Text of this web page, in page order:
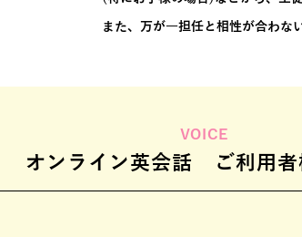
また、万が一担任と相性が合わな
VOICE
オンライン英会話 ご利用者